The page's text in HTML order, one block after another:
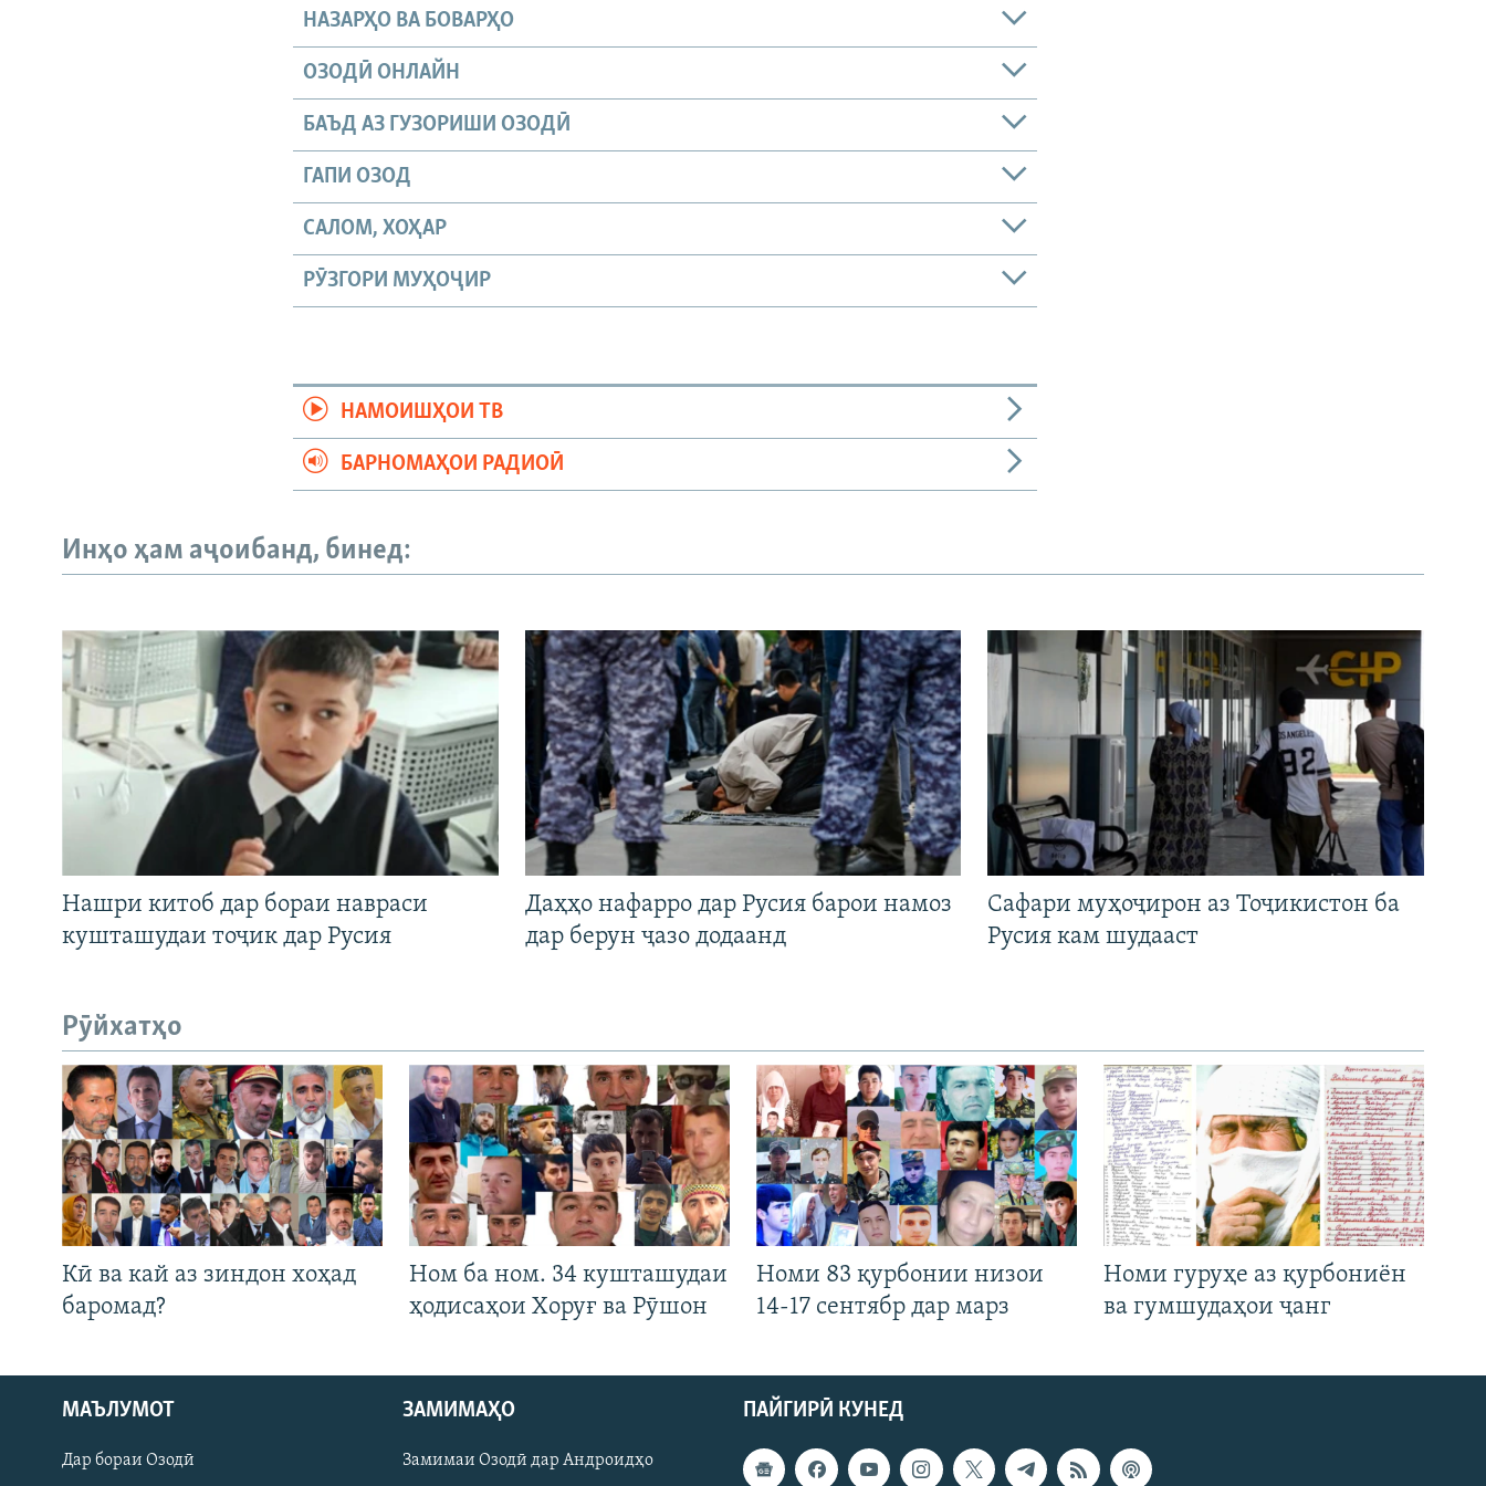
Русский
ПАЙГИРӢ КУНЕД
НАЗАРҲО ВА БОВАРҲО
ОЗОДӢ ОНЛАЙН
БАЪД АЗ ГУЗОРИШИ ОЗОДӢ
ГАПИ ОЗОД
САЛОМ, ХОҲАР
РӮЗГОРИ МУҲОҶИР
НАМОИШҲОИ ТВ
БАРНОМАҲОИ РАДИОӢ
Инҳо ҳам аҷоибанд, бинед:
Нашри китоб дар бораи навраси
кушташудаи тоҷик дар Русия
Даҳҳо нафарро дар Русия барои намоз
дар берун ҷазо додаанд
Сафари муҳоҷирон аз Тоҷикистон ба
Русия кам шудааст
Рӯйхатҳо
Кӣ ва кай аз зиндон хоҳад
баромад?
Ном ба ном. 34 кушташудаи
ҳодисаҳои Хоруғ ва Рӯшон
Номи 83 қурбонии низои
14-17 сентябр дар марз
Номи гуруҳе аз қурбониён
ва гумшудаҳои ҷанг
ПАЙГИРӢ КУНЕД
МАЪЛУМОТ
Дар бораи Озодӣ
ЗАМИМАҲО
Замимаи Озодӣ дар Андроидҳо